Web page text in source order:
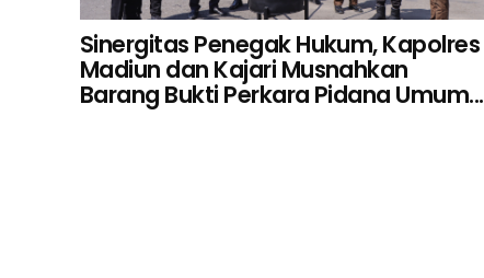
Sinergitas Penegak Hukum, Kapolres
Madiun dan Kajari Musnahkan
Barang Bukti Perkara Pidana Umum...